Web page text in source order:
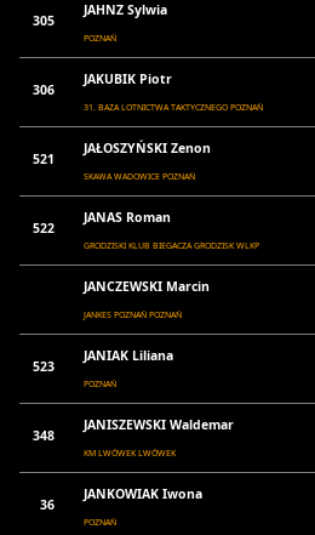
305
JAHNZ Sylwia
POZNAŃ
306
JAKUBIK Piotr
31. BAZA LOTNICTWA TAKTYCZNEGO POZNAŃ
521
JAŁOSZYŃSKI Zenon
SKAWA WADOWICE POZNAŃ
522
JANAS Roman
GRODZISKI KLUB BIEGACZA GRODZISK WLKP
JANCZEWSKI Marcin
JANKES POZNAŃ POZNAŃ
523
JANIAK Liliana
POZNAŃ
348
JANISZEWSKI Waldemar
KM LWÓWEK LWÓWEK
36
JANKOWIAK Iwona
POZNAŃ